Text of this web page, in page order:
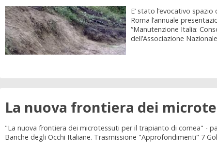
E’ stato l’evocativo
Roma l’annuale
“Manutenzione Italia:
dell’Associazione
La nuova frontiera dei
"La nuova frontiera dei microtessuti per il trapianto di cornea" -
Banche degli Occhi Italiane. Trasmissione "Approfondimenti" 7